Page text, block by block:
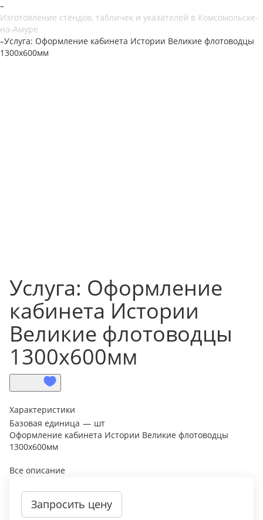
–
Изготовление стендов, табличек и указателей в Комсомольске-
на-Амуре
–Услуга: Оформление кабинета Истории Великие флотоводцы
1300х600мм
Услуга: Оформление
кабинета Истории
Великие флотоводцы
1300х600мм
Характеристики
Базовая единица — шт
Оформление кабинета Истории Великие флотоводцы
1300х600мм
Все описание
Запросить цену